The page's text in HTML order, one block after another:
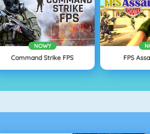
NOWY
Command Strike FPS FPS